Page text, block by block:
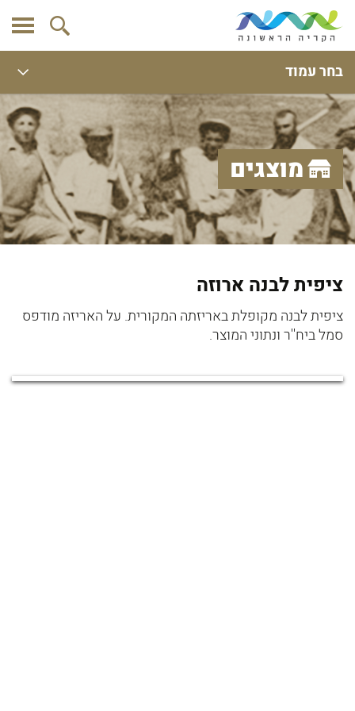
בחר עמוד
מוצגים
ציפית לבנה ארוזה
ציפית לבנה מקופלת באריזתה המקורית. על האריזה מודפס
סמל ביח''ר ונתוני המוצר.